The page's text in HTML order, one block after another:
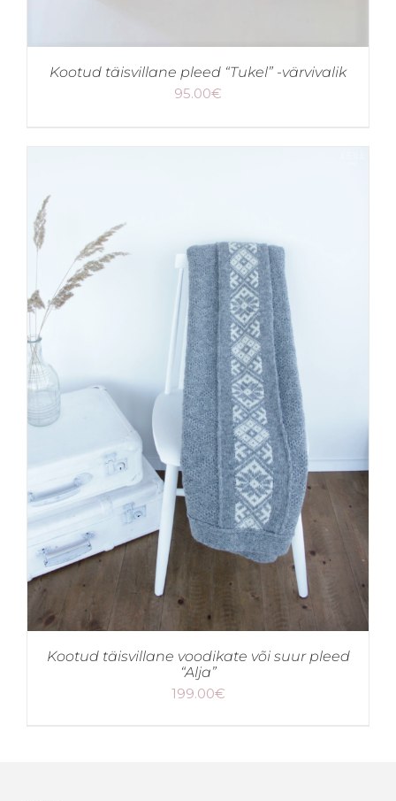
Kootud täisvillane pleed “Tukel” -värvivalik
95.00€
Kootud täisvillane voodikate või suur pleed
“Alja”
199.00€